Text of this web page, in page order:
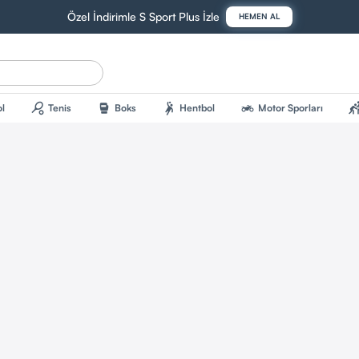
Özel İndirimle S Sport Plus İzle HEMEN AL
sports_tennis Tenis sports_mma Boks sports_handball Hentbol two_wheeler Motor Sporları